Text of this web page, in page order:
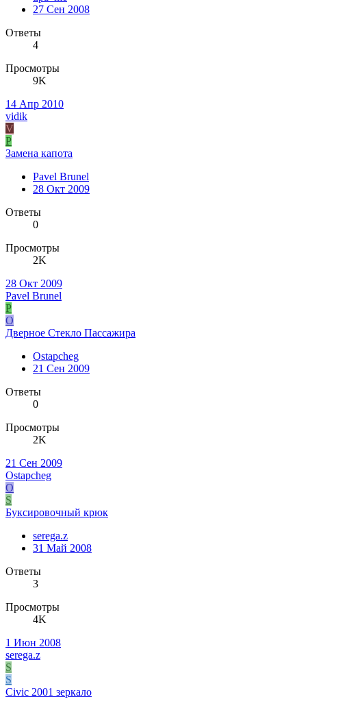
27 Сен 2008
Ответы
4
Просмотры
9K
14 Апр 2010
vidik
V
P
Замена капота
Pavel Brunel
28 Окт 2009
Ответы
0
Просмотры
2K
28 Окт 2009
Pavel Brunel
P
O
Дверное Стекло Пассажира
Ostapcheg
21 Сен 2009
Ответы
0
Просмотры
2K
21 Сен 2009
Ostapcheg
O
S
Буксировочный крюк
serega.z
31 Май 2008
Ответы
3
Просмотры
4K
1 Июн 2008
serega.z
S
S
Civic 2001 зеркало